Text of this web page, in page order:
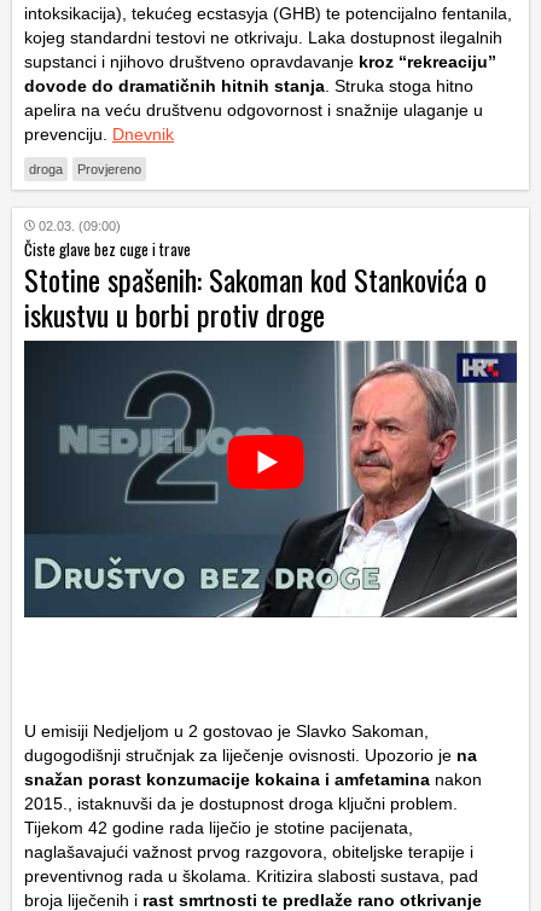
intoksikacija), tekućeg ecstasyja (GHB) te potencijalno fentanila,
kojeg standardni testovi ne otkrivaju. Laka dostupnost ilegalnih
supstanci i njihovo društveno opravdavanje kroz “rekreaciju”
dovode do dramatičnih hitnih stanja . Struka stoga hitno
apelira na veću društvenu odgovornost i snažnije ulaganje u
prevenciju. Dnevnik
droga Provjereno
02.03. (09:00)
Čiste glave bez cuge i trave
Stotine spašenih: Sakoman kod Stankovića o
iskustvu u borbi protiv droge
U emisiji Nedjeljom u 2 gostovao je Slavko Sakoman
dugogodišnji stručnjak za liječenje ovisnosti. Upozorio je na
snažan porast konzumacije kokaina i amfetamina nakon
2015., istaknuvši da je dostupnost droga ključni problem.
Tijekom 42 godine rada liječio je stotine pacijenata,
naglašavajući važnost prvog razgovora, obiteljske terapije i
preventivnog rada u školama. Kritizira slabosti sustava, pad
broja liječenih i rast smrtnosti te predlaže rano otkrivanje